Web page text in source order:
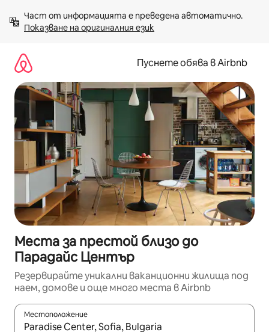
към
съдържанието
Показване на оригиналния език
Пуснете обява в Airbnb
Места за престой близо до
Парадайс Център
Резервирайте уникални ваканционни жилища под
наем, домове и още много места в Airbnb
Местоположение
Когато резултатите се покажат, използвайте